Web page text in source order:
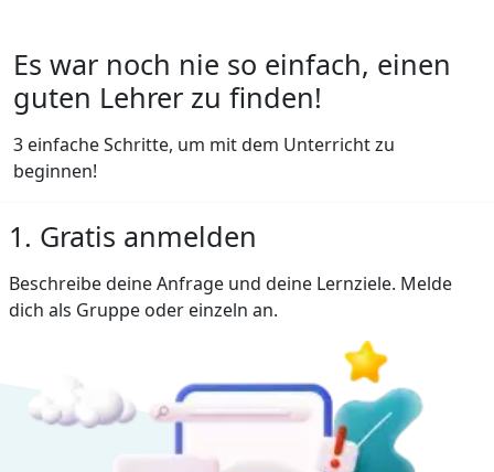
Es war noch nie so einfach, einen
guten Lehrer zu finden!
3 einfache Schritte, um mit dem Unterricht zu
beginnen!
1. Gratis anmelden
Beschreibe deine Anfrage und deine Lernziele. Melde
dich als Gruppe oder einzeln an.